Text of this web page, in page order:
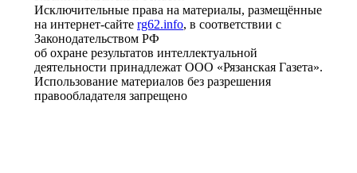
Исключительные права на материалы, размещённые
на интернет-сайте rg62.info, в соответствии с
Законодательством РФ
об охране результатов интеллектуальной
деятельности принадлежат ООО «Рязанская Газета».
Использование материалов без разрешения
правообладателя запрещено